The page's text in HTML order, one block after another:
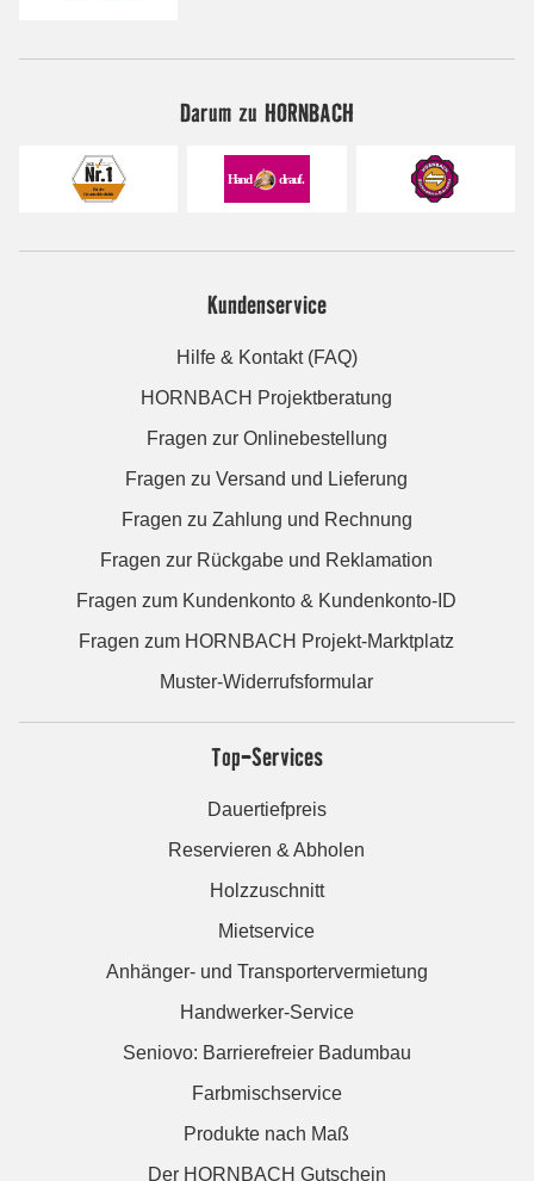
Darum zu HORNBACH
Kundenservice
Hilfe & Kontakt (FAQ)
HORNBACH Projektberatung
Fragen zur Onlinebestellung
Fragen zu Versand und Lieferung
Fragen zu Zahlung und Rechnung
Fragen zur Rückgabe und Reklamation
Fragen zum Kundenkonto & Kundenkonto-ID
Fragen zum HORNBACH Projekt-Marktplatz
Muster-Widerrufsformular
Top-Services
Dauertiefpreis
Reservieren & Abholen
Holzzuschnitt
Mietservice
Anhänger- und Transportervermietung
Handwerker-Service
Seniovo: Barrierefreier Badumbau
Farbmischservice
Produkte nach Maß
Der HORNBACH Gutschein